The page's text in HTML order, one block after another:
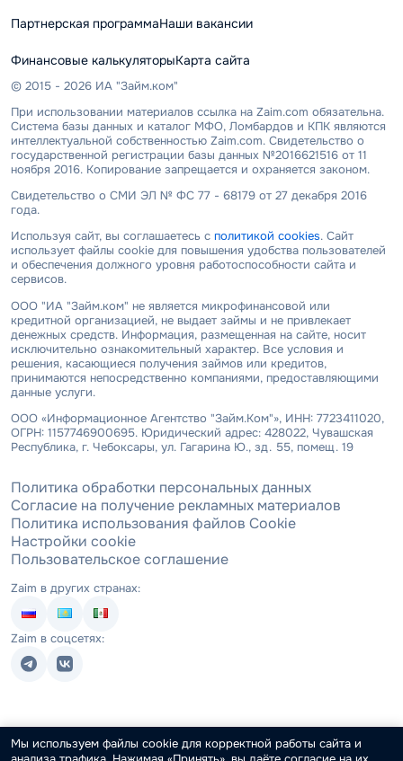
Партнерская программаНаши вакансии
Финансовые калькуляторыКарта сайта
© 2015 - 2026 ИА "Займ.ком"
При использовании материалов ссылка на Zaim.com обязательна.
Система базы данных и каталог МФО, Ломбардов и КПК являются
интеллектуальной собственностью Zaim.com. Свидетельство о
государственной регистрации базы данных №2016621516 от 11
ноября 2016. Копирование запрещается и охраняется законом.
Свидетельство о СМИ ЭЛ № ФС 77 - 68179 от 27 декабря 2016
года.
Используя сайт, вы соглашаетесь с политикой cookies. Сайт
использует файлы cookie для повышения удобства пользователей
и обеспечения должного уровня работоспособности сайта и
сервисов.
ООО "ИА "Займ.ком" не является микрофинансовой или
кредитной организацией, не выдает займы и не привлекает
денежных средств. Информация, размещенная на сайте, носит
исключительно ознакомительный характер. Все условия и
решения, касающиеся получения займов или кредитов,
принимаются непосредственно компаниями, предоставляющими
данные услуги.
ООО «Информационное Агентство "Займ.Ком"», ИНН: 7723411020,
ОГРН: 1157746900695. Юридический адрес: 428022, Чувашская
Республика, г. Чебоксары, ул. Гагарина Ю., зд. 55, помещ. 19
Политика обработки персональных данных
Согласие на получение рекламных материалов
Политика использования файлов Cookie
Настройки cookie
Пользовательское соглашение
Zaim в других странах:
Zaim в соцсетях:
Мы используем файлы cookie для корректной работы сайта и